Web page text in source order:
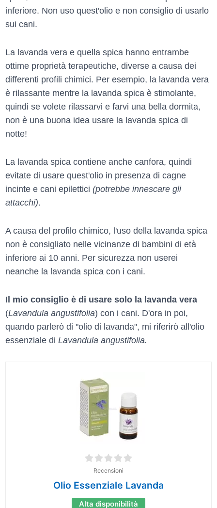
inferiore. Non uso quest'olio e non consiglio di usarlo
sui cani.
La lavanda vera e quella spica hanno entrambe
ottime proprietà terapeutiche, diverse a causa dei
differenti profili chimici. Per esempio, la lavanda vera
è rilassante mentre la lavanda spica è stimolante,
quindi se volete rilassarvi e farvi una bella dormita,
non è una buona idea usare la lavanda spica di
notte!
La lavanda spica contiene anche canfora, quindi
evitate di usare quest'olio in presenza di cagne
incinte e cani epilettici (potrebbe innescare gli
attacchi).
A causa del profilo chimico, l'uso della lavanda spica
non è consigliato nelle vicinanze di bambini di età
inferiore ai 10 anni. Per sicurezza non userei
neanche la lavanda spica con i cani.
Il mio consiglio è di usare solo la lavanda vera
(Lavandula angustifolia) con i cani. D'ora in poi,
quando parlerò di "olio di lavanda", mi riferirò all'olio
essenziale di Lavandula angustifolia.
Recensioni
Olio Essenziale Lavanda
Alta disponibilità